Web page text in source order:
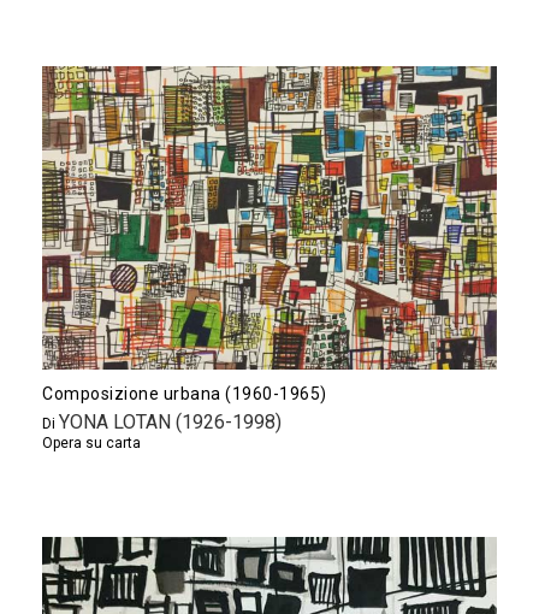
Composizione urbana (1960-1965)
Di YONA LOTAN (1926-1998)
Opera su carta